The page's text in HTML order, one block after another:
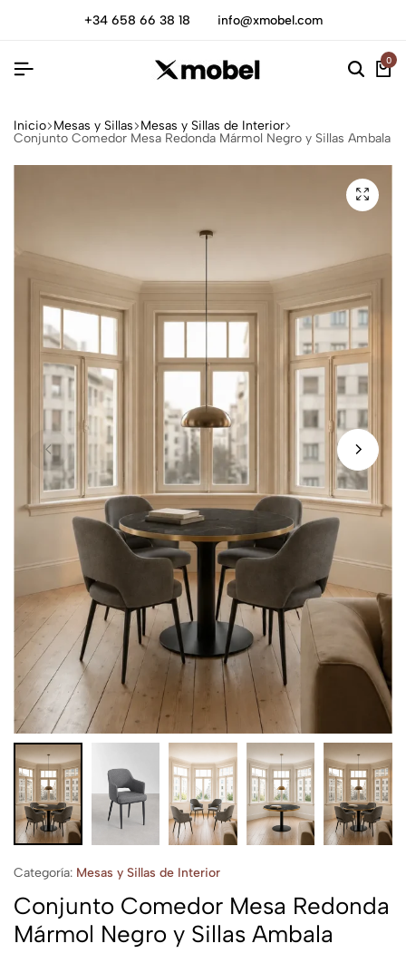
+34 658 66 38 18 info@xmobel.com
0
Inicio Mesas y Sillas Mesas y Sillas de Interior
Conjunto Comedor Mesa Redonda Mármol Negro y Sillas Ambala
Categoría: Mesas y Sillas de Interior
Conjunto Comedor Mesa Redonda
Mármol Negro y Sillas Ambala